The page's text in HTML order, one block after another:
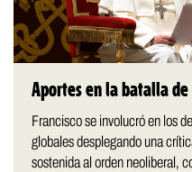
Aportes en la batalla de
Francisco se involucró en los
globales desplegando una
sostenida al orden neoliberal,